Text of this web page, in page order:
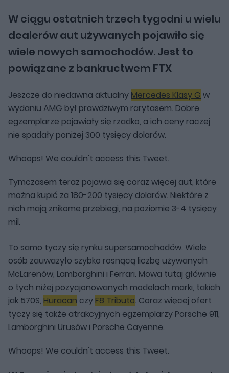
W ciągu ostatnich trzech tygodni u wielu
dealerów aut używanych pojawiło się
wiele nowych samochodów. Jest to
powiązane z bankructwem FTX
Jeszcze do niedawna aktualny Mercedes Klasy G w
wydaniu AMG był prawdziwym rarytasem. Dobre
egzemplarze pojawiały się rzadko, a ich ceny raczej
nie spadały poniżej 300 tysięcy dolarów.
Whoops! We couldn't access this Tweet.
Tymczasem teraz pojawia się coraz więcej aut, które
można kupić za 180-200 tysięcy dolarów. Niektóre z
nich mają znikome przebiegi, na poziomie 3-4 tysięcy
mil.
To samo tyczy się rynku supersamochodów. Wiele
osób zauważyło szybko rosnącą liczbę używanych
McLarenów, Lamborghini i Ferrari. Mowa tutaj głównie
o tych niżej pozycjonowanych modelach marki, takich
jak 570S, Huracan czy F8 Tributo. Coraz więcej ofert
tyczy się także atrakcyjnych egzemplarzy Porsche 911,
Lamborghini Urusów i Porsche Cayenne.
Whoops! We couldn't access this Tweet.